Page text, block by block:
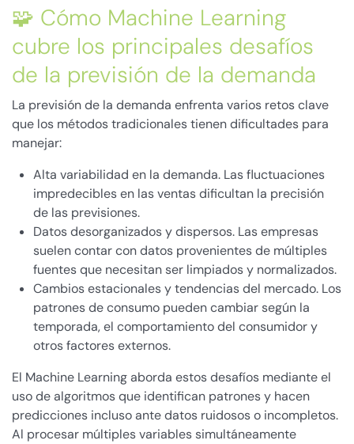
🧩 Cómo Machine Learning
cubre los principales desafíos
de la previsión de la demanda
La previsión de la demanda enfrenta varios retos clave
que los métodos tradicionales tienen dificultades para
manejar:
Alta variabilidad en la demanda. Las fluctuaciones
impredecibles en las ventas dificultan la precisión
de las previsiones.
Datos desorganizados y dispersos. Las empresas
suelen contar con datos provenientes de múltiples
fuentes que necesitan ser limpiados y normalizados.
Cambios estacionales y tendencias del mercado. Los
patrones de consumo pueden cambiar según la
temporada, el comportamiento del consumidor y
otros factores externos.
El Machine Learning aborda estos desafíos mediante el
uso de algoritmos que identifican patrones y hacen
predicciones incluso ante datos ruidosos o incompletos.
Al procesar múltiples variables simultáneamente